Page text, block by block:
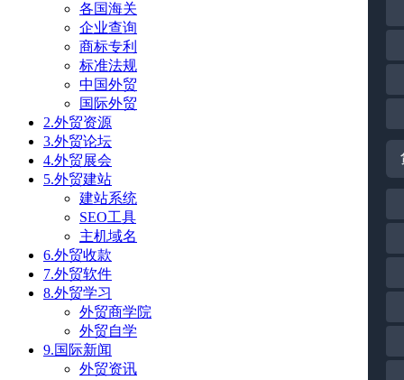
各国海关
企业查询
商标专利
标准法规
中国外贸
国际外贸
2.外贸资源
3.外贸论坛
4.外贸展会
5.外贸建站
建站系统
SEO工具
主机域名
6.外贸收款
7.外贸软件
8.外贸学习
外贸商学院
外贸自学
9.国际新闻
外贸资讯